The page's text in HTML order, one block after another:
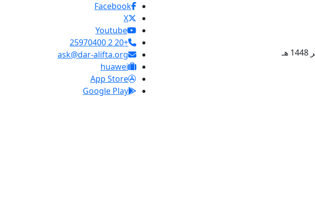
Facebook
X
Youtube
+20 2 25970400
ask@dar-alifta.org
huawei
App Store
Google Play